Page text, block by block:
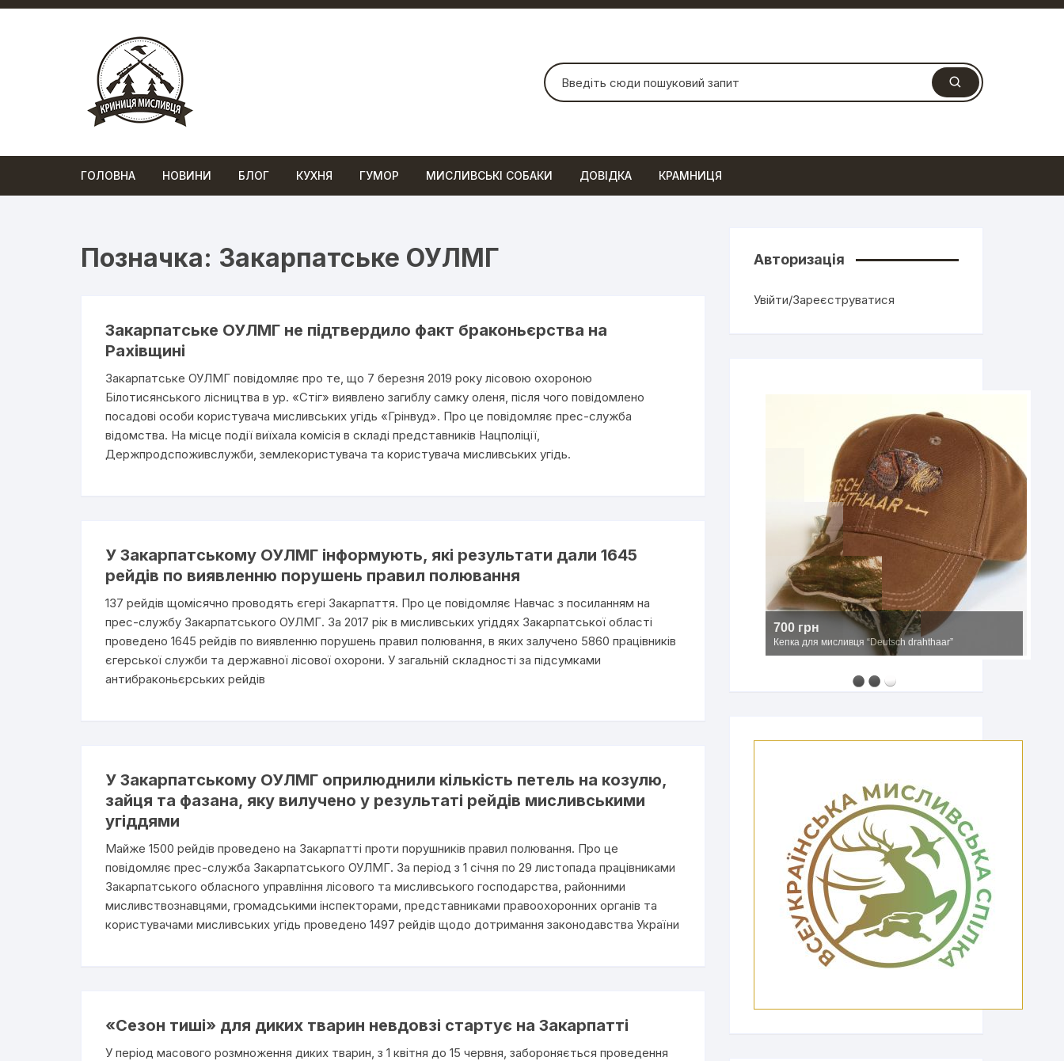
Перейти
Шукати:
ГОЛОВНА НОВИНИ БЛОГ КУХНЯ ГУМОР МИСЛИВСЬКІ СОБАКИ ДОВІДКА КРАМНИЦЯ
Позначка: Закарпатське ОУЛМГ
Закарпатське ОУЛМГ не підтвердило факт браконьєрства на
Рахівщині
Закарпатське ОУЛМГ повідомляє про те, що 7 березня 2019 року лісовою охороною
Білотисянського лісництва в ур. «Стіг» виявлено загиблу самку оленя, після чого повідомлено
посадові особи користувача мисливських угідь «Грінвуд». Про це повідомляє прес-служба
відомства. На місце події виїхала комісія в складі представників Нацполіції,
Держпродспоживслужби, землекористувача та користувача мисливських угідь.
У Закарпатському ОУЛМГ інформують, які результати дали 1645
рейдів по виявленню порушень правил полювання
137 рейдів щомісячно проводять єгері Закарпаття. Про це повідомляє Навчас з посиланням на
прес-службу Закарпатського ОУЛМГ. За 2017 рік в мисливських угіддях Закарпатської області
проведено 1645 рейдів по виявленню порушень правил полювання, в яких залучено 5860 працівників
єгерської служби та державної лісової охорони. У загальній складності за підсумками
антибраконьєрських рейдів
У Закарпатському ОУЛМГ оприлюднили кількість петель на козулю,
зайця та фазана, яку вилучено у результаті рейдів мисливськими
угіддями
Майже 1500 рейдів проведено на Закарпатті проти порушників правил полювання. Про це
повідомляє прес-служба Закарпатського ОУЛМГ. За період з 1 січня по 29 листопада працівниками
Закарпатського обласного управління лісового та мисливського господарства, районними
мисливствознавцями, громадськими інспекторами, представниками правоохоронних органів та
користувачами мисливських угідь проведено 1497 рейдів щодо дотримання законодавства України
«Сезон тиші» для диких тварин невдовзі стартує на Закарпатті
У період масового розмноження диких тварин, з 1 квітня до 15 червня, забороняється проведення
Авторизація
Увійти/Зареєструватися
2500 грн
Мисливський капелюх з широкими полями